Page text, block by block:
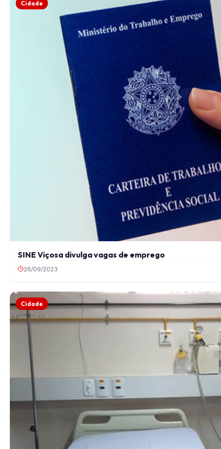
Cidade
SINE Viçosa divulga vagas de emprego
26/09/2023
Cidade